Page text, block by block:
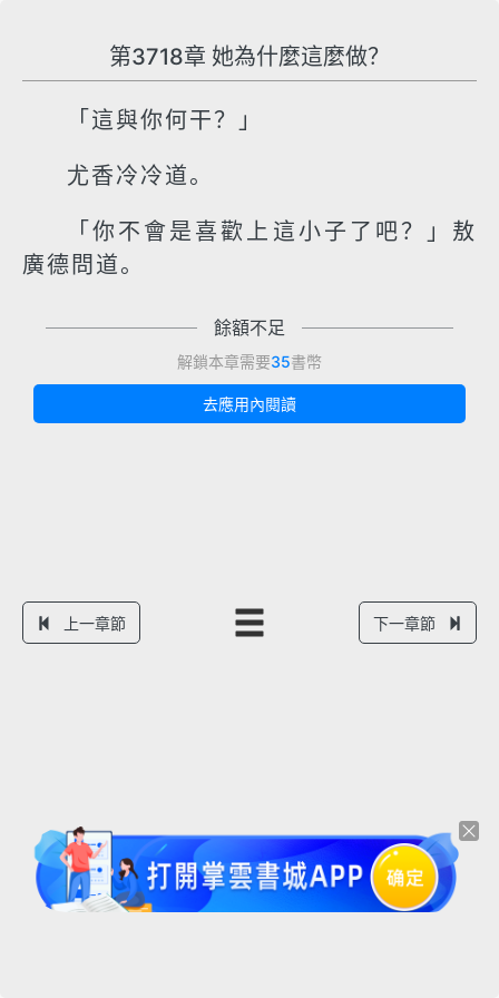
第3718章 她為什麼這麼做？
「這與你何干？」
尤香冷冷道。
「你不會是喜歡上這小子了吧？」敖
廣德問道。
餘額不足
解鎖本章需要35書幣
去應用內閱讀
上一章節 下一章節